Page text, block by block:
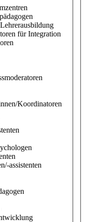
für Integration
Koordinatoren
assistenten